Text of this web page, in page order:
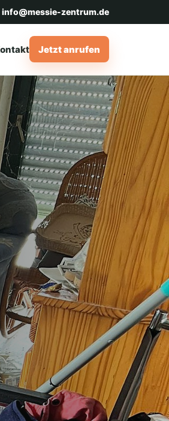
info@messie-zentrum.de
Jetzt anrufen